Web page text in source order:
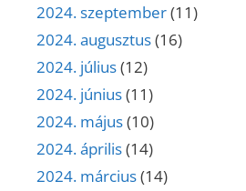
2024. szeptember(11)
2024. augusztus(16)
2024. július(12)
2024. június(11)
2024. május(10)
2024. április(14)
2024. március(14)